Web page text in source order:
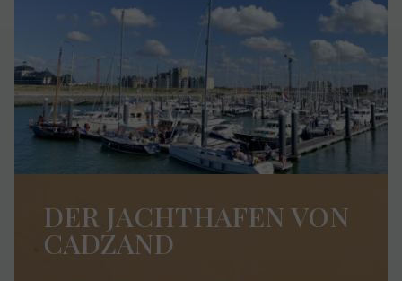
DER JACHTHAFEN VON
CADZAND